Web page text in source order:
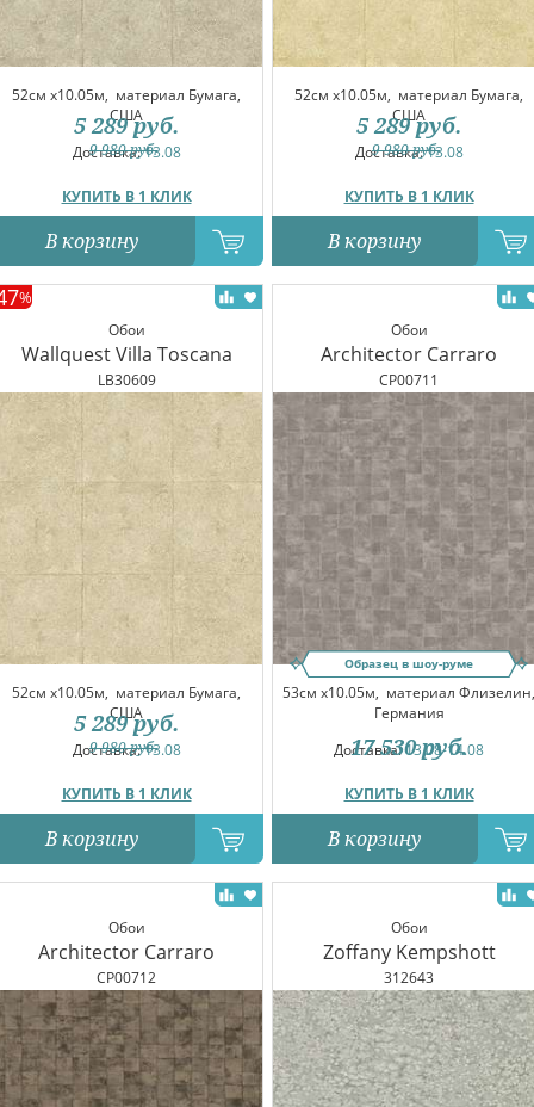
52см x10.05м, материал Бумага,
США
Доставка:13.08
КУПИТЬ В 1 КЛИК
9 980руб.
5 289 руб.
В корзину
52см x10.05м, материал Бумага,
США
Доставка:13.08
КУПИТЬ В 1 КЛИК
9 980руб.
5 289 руб.
В корзину
Обои
Wallquest Villa Toscana
LB30609
%
52см x10.05м, материал Бумага,
США
Доставка:13.08
КУПИТЬ В 1 КЛИК
9 980руб.
5 289 руб.
В корзину
Обои
Architector Carraro
CP00711
Образец в шоу-руме
53см x10.05м, материал Флизелин,
Германия
Доставка:13.08-14.08
КУПИТЬ В 1 КЛИК
17 530 руб.
В корзину
Обои
Architector Carraro
CP00712
Обои
Zoffany Kempshott
312643